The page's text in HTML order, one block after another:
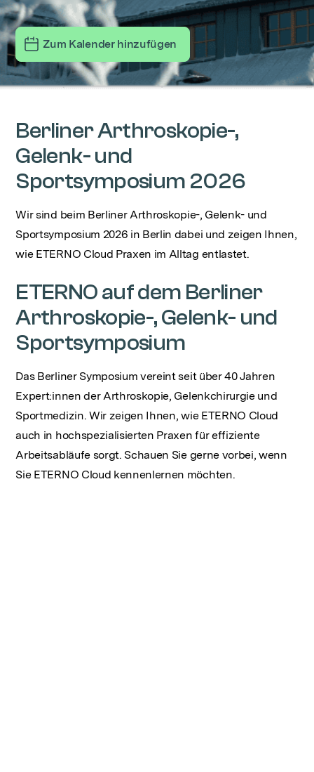
Zum Kalender hinzufügen
Berliner Arthroskopie-,
Gelenk- und
Sportsymposium 2026
Wir sind beim Berliner Arthroskopie-, Gelenk- und
Sportsymposium 2026 in Berlin dabei und zeigen Ihnen,
wie ETERNO Cloud Praxen im Alltag entlastet.
ETERNO auf dem Berliner
Arthroskopie-, Gelenk- und
Sportsymposium
Das Berliner Symposium vereint seit über 40 Jahren
Expert:innen der Arthroskopie, Gelenkchirurgie und
Sportmedizin. Wir zeigen Ihnen, wie ETERNO Cloud
auch in hochspezialisierten Praxen für effiziente
Arbeitsabläufe sorgt. Schauen Sie gerne vorbei, wenn
Sie ETERNO Cloud kennenlernen möchten.